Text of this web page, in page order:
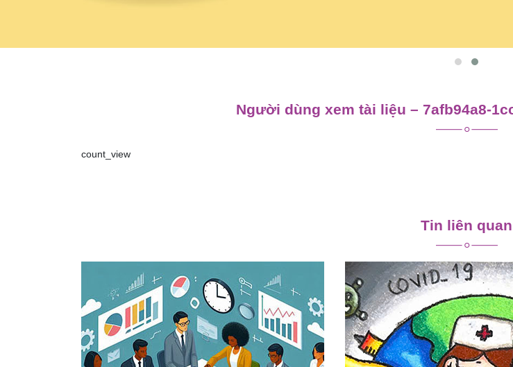
Người dùng xem tài liệu – 7afb94a8-
count_view
viết
Tin liên quan